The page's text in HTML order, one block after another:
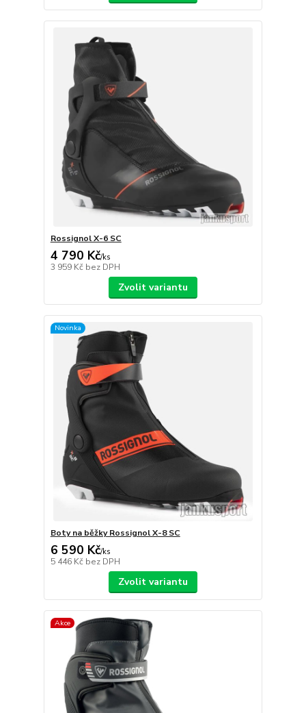
Rossignol X-6 SC
4 790 Kč/ks
3 959 Kč bez DPH
Zvolit variantu
Novinka
Boty na běžky Rossignol X-8 SC
6 590 Kč/ks
5 446 Kč bez DPH
Zvolit variantu
Akce